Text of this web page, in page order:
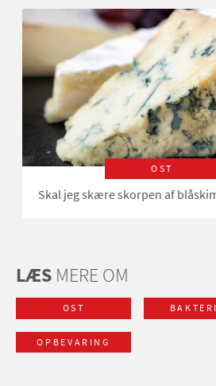
OST
Skal jeg skære skorpen af
LÆS MERE OM
OST
OPBEVARING